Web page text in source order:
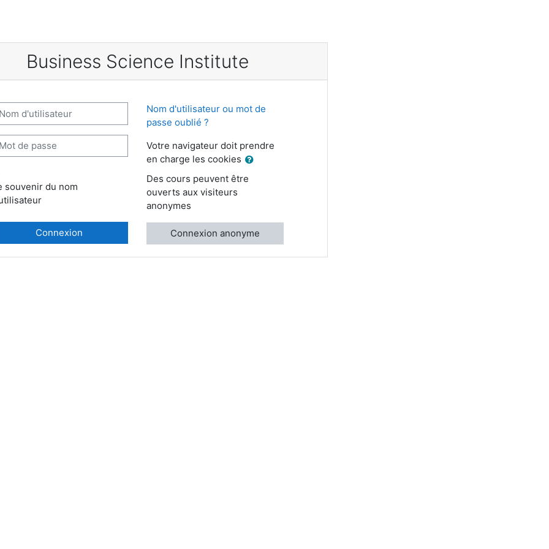
Business Science Institute
d'utilisateur
de passe
souvenir du nom
Connexion
Nom d'utilisateur ou mot de
passe oublié ?
Votre navigateur doit prendre
en charge les cookies
Des cours peuvent être
ouverts aux visiteurs
anonymes
Connexion anonyme